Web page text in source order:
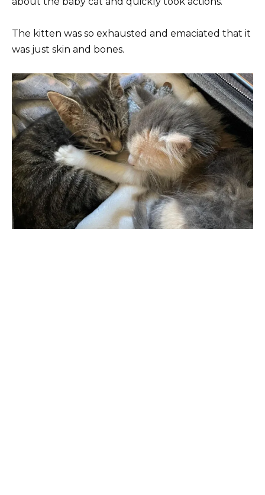
The kitten was so exhausted and emaciated that it
was just skin and bones.